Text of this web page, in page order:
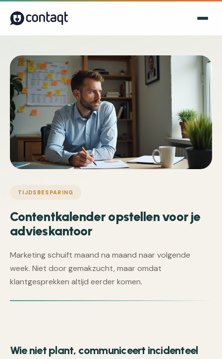
TIJDSBESPARING
Contentkalender opstellen voor je
advieskantoor
Marketing schuift maand na maand naar volgende
week. Niet door gemakzucht, maar omdat
klantgesprekken altijd eerder komen.
Wie niet plant, communiceert incidenteel